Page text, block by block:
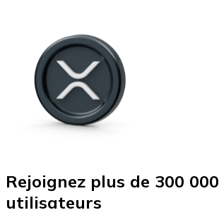
Rejoignez plus de 300 000
utilisateurs